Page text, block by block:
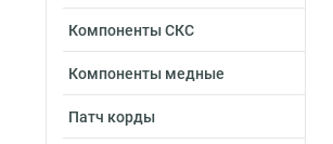
Компоненты СКС
Компоненты медные
Патч корды